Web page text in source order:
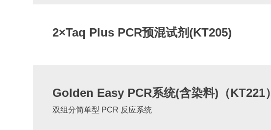
2×Taq Plus PCR预混试剂(KT205)
Golden Easy PCR系统(含染料)（KT221）
双组分简单型 PCR 反应系统